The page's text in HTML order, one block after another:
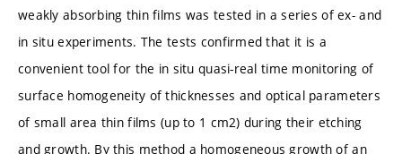
weakly absorbing thin films was tested in a series of ex- and
in situ experiments. The tests confirmed that it is a
convenient tool for the in situ quasi-real time monitoring of
surface homogeneity of thicknesses and optical parameters
of small area thin films (up to 1 cm2) during their etching
and growth. By this method a homogeneous growth of an